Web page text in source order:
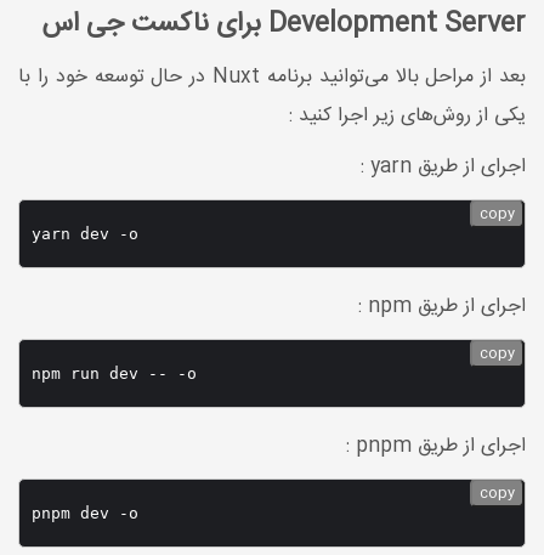
Development Server برای ناکست جی اس
بعد از مراحل بالا می‌توانید برنامه Nuxt در حال توسعه خود را با
یکی از روش‌های زیر اجرا کنید :
اجرای از طریق yarn :
yarn dev -o
copy
اجرای از طریق npm :
npm run dev -- -o
copy
اجرای از طریق pnpm :
pnpm dev -o
copy